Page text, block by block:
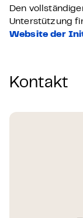
Den
Unterstützung
Website der
Kontakt